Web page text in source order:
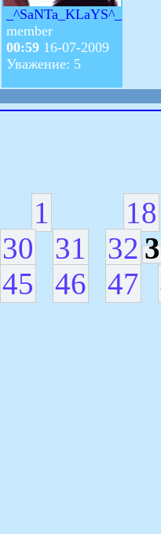
_^SaNTa_KLaYS^_
member
00:59 16-07-2009
Уважение: 5
1 18
30
31 32
45
46 47